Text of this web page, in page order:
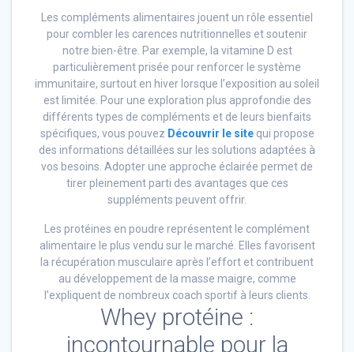
Les compléments alimentaires jouent un rôle essentiel
pour combler les carences nutritionnelles et soutenir
notre bien-être. Par exemple, la vitamine D est
particulièrement prisée pour renforcer le système
immunitaire, surtout en hiver lorsque l’exposition au soleil
est limitée. Pour une exploration plus approfondie des
différents types de compléments et de leurs bienfaits
spécifiques, vous pouvez Découvrir le sitequi propose
des informations détaillées sur les solutions adaptées à
vos besoins. Adopter une approche éclairée permet de
tirer pleinement parti des avantages que ces
suppléments peuvent offrir.
Les protéines en poudre représentent le complément
alimentaire le plus vendu sur le marché. Elles favorisent
la récupération musculaire après l’effort et contribuent
au développement de la masse maigre, comme
l’expliquent de nombreux coach sportif à leurs clients.
Whey protéine :
incontournable pour la